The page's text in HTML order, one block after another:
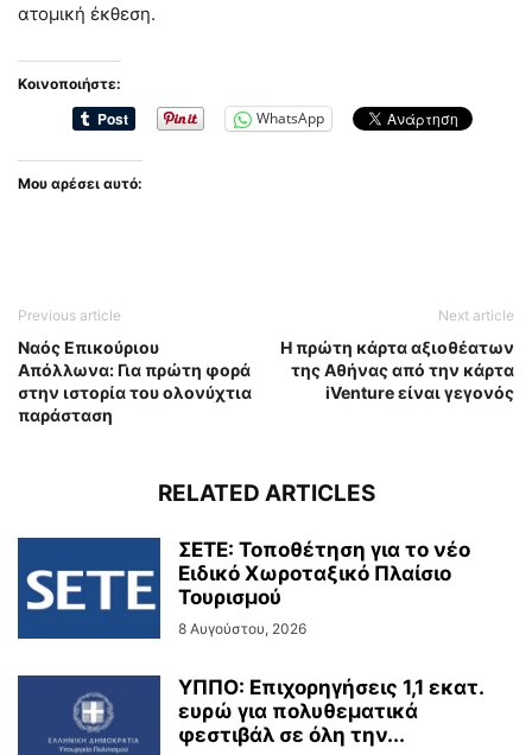
ατομική έκθεση.
Κοινοποιήστε:
WhatsApp
Μου αρέσει αυτό:
Previous article
Nαός Επικούριου
Απόλλωνα: Για πρώτη φορά
στην ιστορία του ολονύχτια
παράσταση
Next article
H πρώτη κάρτα αξιοθέατων
της Αθήνας από την κάρτα
iVenture είναι γεγονός
RELATED ARTICLES
ΣΕΤΕ: Τοποθέτηση για το νέο
Ειδικό Χωροταξικό Πλαίσιο
Τουρισμού
8 Αυγούστου, 2026
ΥΠΠΟ: Επιχορηγήσεις 1,1 εκατ.
ευρώ για πολυθεματικά
φεστιβάλ σε όλη την...